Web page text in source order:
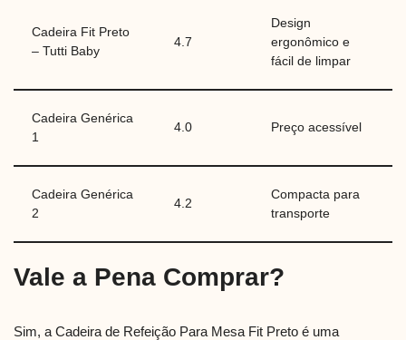
Cadeira Fit Preto
– Tutti Baby
4.7
Design
ergonômico e
fácil de limpar
Cadeira Genérica
1
4.0 Preço acessível
Cadeira Genérica
2
4.2
Compacta para
transporte
Vale a Pena Comprar?
Sim, a Cadeira de Refeição Para Mesa Fit Preto é uma